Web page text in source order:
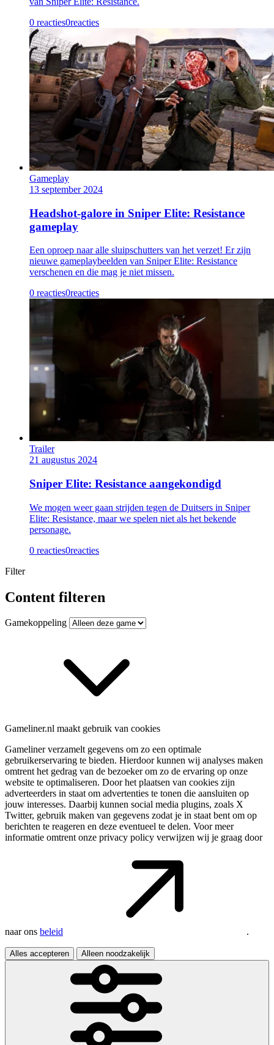
0 reacties0reacties
Gameplay
13 september 2024
Headshot-galore in Sniper Elite: Resistance
gameplay
Een oproep naar alle sluipschutters van het verzet! Er zijn
nieuwe gameplaybeelden van Sniper Elite: Resistance
verschenen en die mag je niet missen.
0 reacties0reacties
Trailer
21 augustus 2024
Sniper Elite: Resistance aangekondigd
We mogen weer gaan strijden tegen de Duitsers in Sniper
Elite: Resistance, maar we spelen niet als het bekende
personage.
0 reacties0reacties
Filter
Content filteren
Gamekoppeling
Gameliner.nl maakt gebruik van cookies
Gameliner verzamelt gegevens om zo een optimale
gebruikerservaring te bieden. Hierdoor kunnen wij analyses maken
omtrent het gedrag van de bezoeker om zo de ervaring op onze
website te optimaliseren. Door het plaatsen van cookies zijn
adverteerders in staat om advertenties te tonen die aansluiten op
jouw interesses. Daarbij kunnen social media plugins, zoals X
Twitter, gebruik maken van gegevens zodat je in staat bent om op
berichten te reageren en deze eventueel te delen. Voor meer
informatie omtrent onze privacy policy verwijzen wij je graag door
naar ons beleid .
Alles accepteren Alleen noodzakelijk